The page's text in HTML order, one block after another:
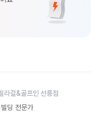
라걸&골프인 선릉점
딩 전문가